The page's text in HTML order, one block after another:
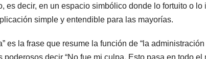
es decir, en un espacio simbólico donde lo fortuito o
simple y entendible para las mayorías.
es la frase que resume la función de “la